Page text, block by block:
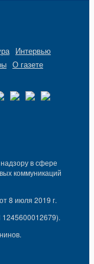
Интервью
О газете
в сфере
коммуникаций
8 июля 2019 г.